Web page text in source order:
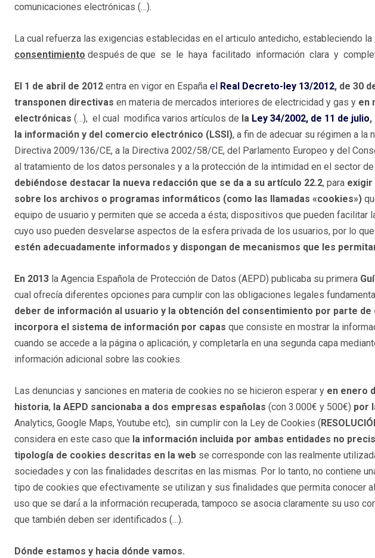
comunicaciones electrónicas (…).
La cual refuerza las exigencias establecidas en el articulo antedicho, estableciendo la
consentimiento después de que se le haya facilitado información clara y
El 1 de abril de 2012 entra en vigor en España el Real Decreto-ley 13/2012, de 30
transponen directivas en materia de mercados interiores de electricidad y gas y en
electrónicas (…), el cual modifica varios artículos de la Ley 34/2002, de 11 de julio,
la información y del comercio electrónico (LSSI), a fin de adecuar su régimen a la
Directiva 2009/136/CE, a la Directiva 2002/58/CE, del Parlamento Europeo y del
al tratamiento de los datos personales y a la protección de la intimidad en el sector
debiéndose destacar la nueva redacción que se da a su artículo 22.2, para exigir
sobre los archivos o programas informáticos (como las llamadas «cookies»)
equipo de usuario y permiten que se acceda a ésta; dispositivos que pueden facilitar
cuyo uso pueden desvelarse aspectos de la esfera privada de los usuarios, por lo que
estén adecuadamente informados y dispongan de mecanismos que les
En 2013 la Agencia Española de Protección de Datos (AEPD) publicaba su primera
cual ofrecía diferentes opciones para cumplir con las obligaciones legales
deber de información al usuario y la obtención del consentimiento por parte de
incorpora el sistema de información por capas que consiste en mostrar la
cuando se accede a la página o aplicación, y completarla en una segunda capa
información adicional sobre las cookies.
Las denuncias y sanciones en materia de cookies no se hicieron esperar y en enero
historia, la AEPD sancionaba a dos empresas españolas (con 3.000€ y 500€) por
Analytics, Google Maps, Youtube etc), sin cumplir con la Ley de Cookies (
considera en este caso que la información incluida por ambas entidades no
tipología de cookies descritas en la web se corresponde con las realmente
sociedades y con las finalidades descritas en las mismas. Por lo tanto, no contiene
tipo de cookies que efectivamente se utilizan y sus finalidades que permita conocer
uso que se dará́ a la información recuperada, tampoco se asocia claramente su uso
que también deben ser identificados (…).
Dónde estamos y hacia dónde vamos.